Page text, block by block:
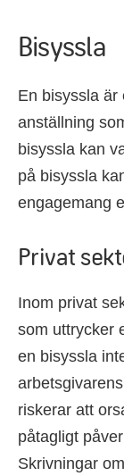
Bisyssla
En bisyssla är
anställning
bisyssla kan
på bisyssla
engagemang
Privat
Inom privat
som uttrycker
en bisyssla
riskerar att
påtagligt
Skrivningar